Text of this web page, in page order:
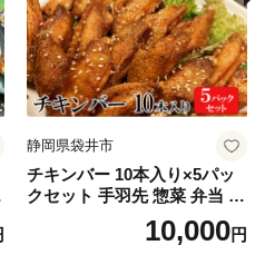
静岡県袋井市
チキンバー 10本入り×5パッ
クセット 手羽先 惣菜 弁当 お
かず お酒 おつまみ ギフト キ
ャンプ アウトドア キャンプ
10,000円